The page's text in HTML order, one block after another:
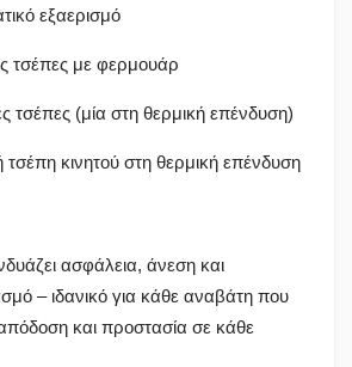
εξαερισμό
τσέπες με φερμουάρ
τσέπες (μία στη θερμική επένδυση)
τσέπη κινητού στη θερμική επένδυση
ασφάλεια, άνεση και
– ιδανικό για κάθε αναβάτη που
και προστασία σε κάθε